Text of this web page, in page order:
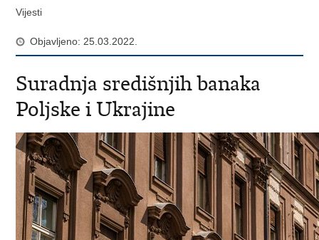
Vijesti
Objavljeno: 25.03.2022.
Suradnja središnjih banaka
Poljske i Ukrajine